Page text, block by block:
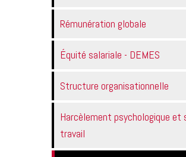
Rémunération globale
Équité salariale - DEMES
Structure organisationnelle
Harcèlement psychologique et
travail